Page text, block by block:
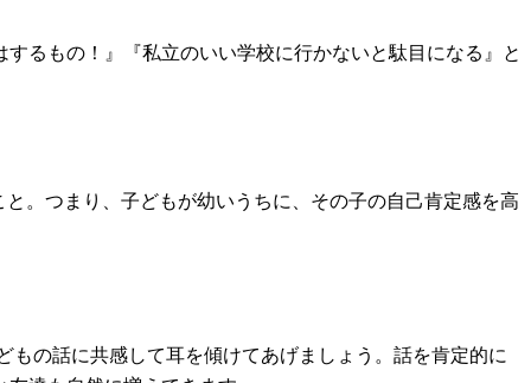
るもの！』『私立のいい学校に行かないと駄目になる』と
。つまり、子どもが幼いうちに、その子の自己肯定感を高
もの話に共感して耳を傾けてあげましょう。話を肯定的に